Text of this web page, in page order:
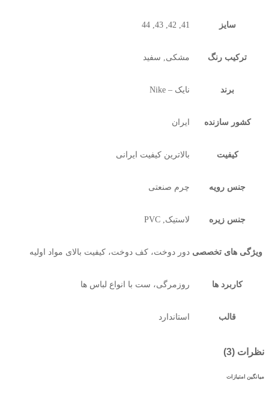
سایز 41, 42, 43, 44
ترکیب رنگ مشکی, سفید
برند نایک – Nike
کشور سازنده ایران
کیفیت بالاترین کیفیت ایرانی
جنس رویه چرم صنعتی
جنس زیره لاستیک, PVC
ویژگی های تخصصی دور دوخت، کف دوخت، کیفیت بالای مواد اولیه
کاربرد ها روزمرگی، ست با انواع لباس ها
قالب استاندارد
نظرات (3)
میانگین امتیازات